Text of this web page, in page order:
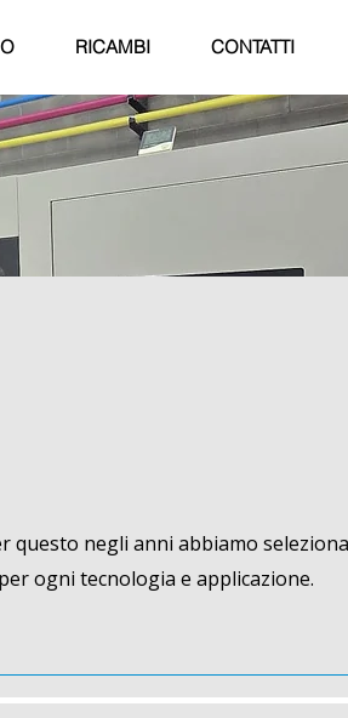
RICAMBI CONTATTI
questo negli anni abbiamo
ogni tecnologia e applicazione.